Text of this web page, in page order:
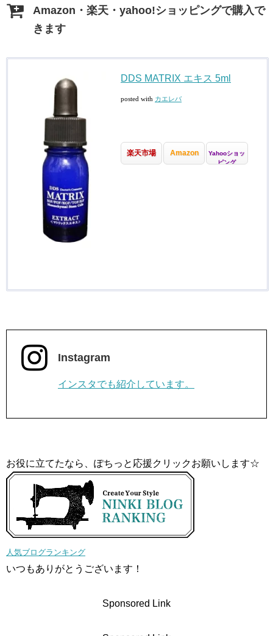
Amazon・楽天・yahoo!ショッピングで購入で
きます
DDS MATRIX エキス 5ml
posted with カエレバ
楽天市場 Amazon
Yahooショッ
ピング
Instagram
インスタでも紹介しています。
お役に立てたなら、ぽちっと応援クリックお願いします☆
人気ブログランキング
いつもありがとうございます！
Sponsored Link